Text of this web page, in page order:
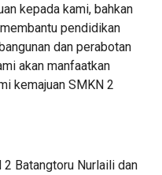
kepada kami, bahkan
pendidikan
dan perabotan
akan manfaatkan
kemajuan SMKN 2
2 Batangtoru Nurlaili dan